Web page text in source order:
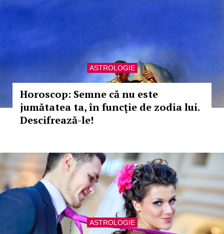
ASTROLOGIE
Horoscop: Semne că nu este
jumătatea ta, în funcţie de zodia lui.
Descifrează-le!
ASTROLOGIE